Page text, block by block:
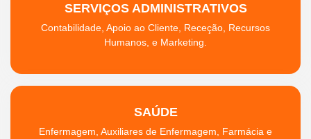
SERVIÇOS ADMINISTRATIVOS
Contabilidade, Apoio ao Cliente, Receção, Recursos
Humanos, e Marketing.
SAÚDE
Enfermagem, Auxiliares de Enfermagem, Farmácia e